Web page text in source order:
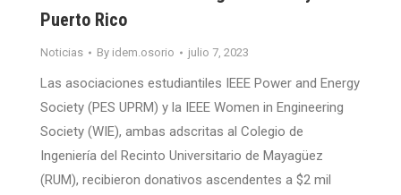
Puerto Rico
Noticias By idem.osorio julio 7, 2023
Las asociaciones estudiantiles IEEE Power and Energy
Society (PES UPRM) y la IEEE Women in Engineering
Society (WIE), ambas adscritas al Colegio de
Ingeniería del Recinto Universitario de Mayagüez
(RUM), recibieron donativos ascendentes a $2 mil